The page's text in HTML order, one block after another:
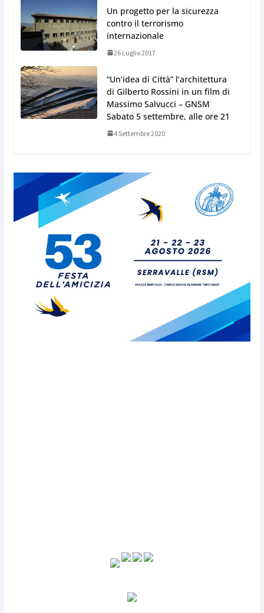
Un progetto per la sicurezza
contro il terrorismo
internazionale
26 Luglio 2017
“Un’idea di Città” l’architettura
di Gilberto Rossini in un film di
Massimo Salvucci – GNSM
Sabato 5 settembre, alle ore 21
4 Settembre 2020